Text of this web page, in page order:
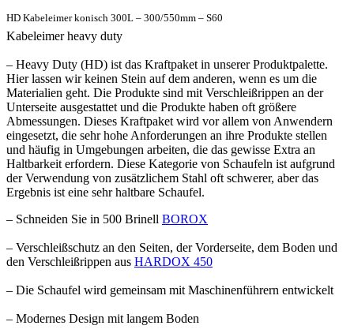
HD Kabeleimer konisch 300L – 300/550mm – S60
Kabeleimer heavy duty
– Heavy Duty (HD) ist das Kraftpaket in unserer Produktpalette.
Hier lassen wir keinen Stein auf dem anderen, wenn es um die
Materialien geht. Die Produkte sind mit Verschleißrippen an der
Unterseite ausgestattet und die Produkte haben oft größere
Abmessungen. Dieses Kraftpaket wird vor allem von Anwendern
eingesetzt, die sehr hohe Anforderungen an ihre Produkte stellen
und häufig in Umgebungen arbeiten, die das gewisse Extra an
Haltbarkeit erfordern. Diese Kategorie von Schaufeln ist aufgrund
der Verwendung von zusätzlichem Stahl oft schwerer, aber das
Ergebnis ist eine sehr haltbare Schaufel.
– Schneiden Sie in 500 Brinell BOROX
– Verschleißschutz an den Seiten, der Vorderseite, dem Boden und
den Verschleißrippen aus HARDOX 450
– Die Schaufel wird gemeinsam mit Maschinenführern entwickelt
– Modernes Design mit langem Boden